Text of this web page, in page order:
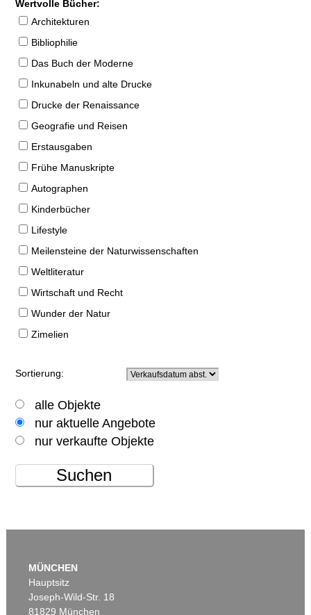
Wertvolle Bücher:
Architekturen
Bibliophilie
Das Buch der Moderne
Inkunabeln und alte Drucke
Drucke der Renaissance
Geografie und Reisen
Erstausgaben
Frühe Manuskripte
Autographen
Kinderbücher
Lifestyle
Meilensteine der Naturwissenschaften
Weltliteratur
Wirtschaft und Recht
Wunder der Natur
Zimelien
Sortierung:
alle Objekte
nur aktuelle Angebote
nur verkaufte Objekte
Suchen
MÜNCHEN
Hauptsitz
Joseph-Wild-Str. 18
81829 München